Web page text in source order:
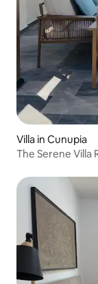
Villa in Cunupia
The Serene Villa